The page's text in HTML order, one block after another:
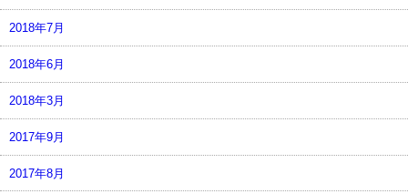
2018年7月
2018年6月
2018年3月
2017年9月
2017年8月